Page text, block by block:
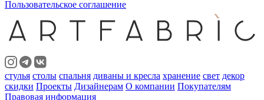
Пользовательское соглашение
стулья столы спальня диваны и кресла хранение свет декор
скидки Проекты Дизайнерам О компании Покупателям
Правовая информация